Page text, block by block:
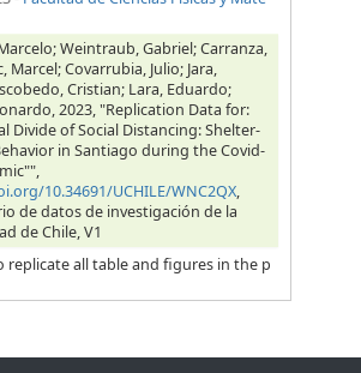
Weintraub, Gabriel; Carranza,
Marcel; Covarrubia, Julio; Jara,
Cristian; Lara, Eduardo;
2023, "Replication Data for:
Divide of Social Distancing: Shelter-
in Santiago during the Covid-
10.34691/UCHILE/WNC2QX,
de datos de investigación de la
de Chile, V1
replicate all table and figures in the p